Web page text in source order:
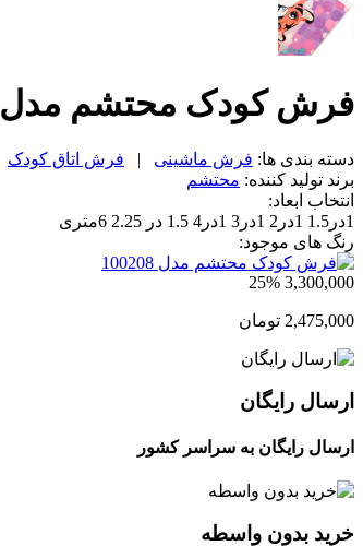
فرش کودک محتشم مدل 100208
دسته بندی ها: فرش ماشینی |
فرش اتاق کودک
برند تولید کننده: محتشم
انتخاب ابعاد:
1در1.5
1در2 1در3 1در4 1.5 در 2.25
6متری
رنگ های موجود:
3,300,000
25%
2,475,000 تومان
ارسال رایگان
ارسال رایگان به سراسر کشور
خرید بدون واسطه